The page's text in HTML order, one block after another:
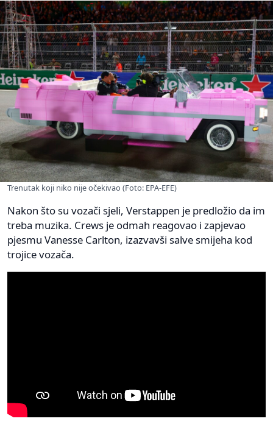
Trenutak koji niko nije očekivao (Foto: EPA-EFE)
Nakon što su vozači sjeli, Verstappen je predložio da im
treba muzika. Crews je odmah reagovao i zapjevao
pjesmu Vanesse Carlton, izazvavši salve smijeha kod
trojice vozača.